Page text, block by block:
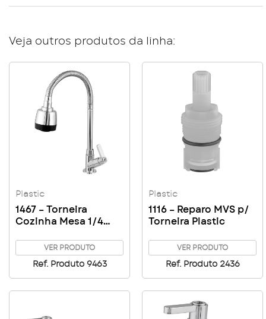
Veja outros produtos da linha:
Plastic
1467 – Torneira
Cozinha Mesa 1/4
GourmetVER PRODUTO
Ref. Produto 9463
Plastic
1116 – Reparo MVS p/
Torneira Plastic
VER PRODUTO
Ref. Produto 2436